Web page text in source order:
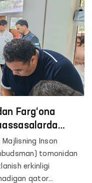
Farg‘ona
Inson
tomonidan
erkinligi
qator